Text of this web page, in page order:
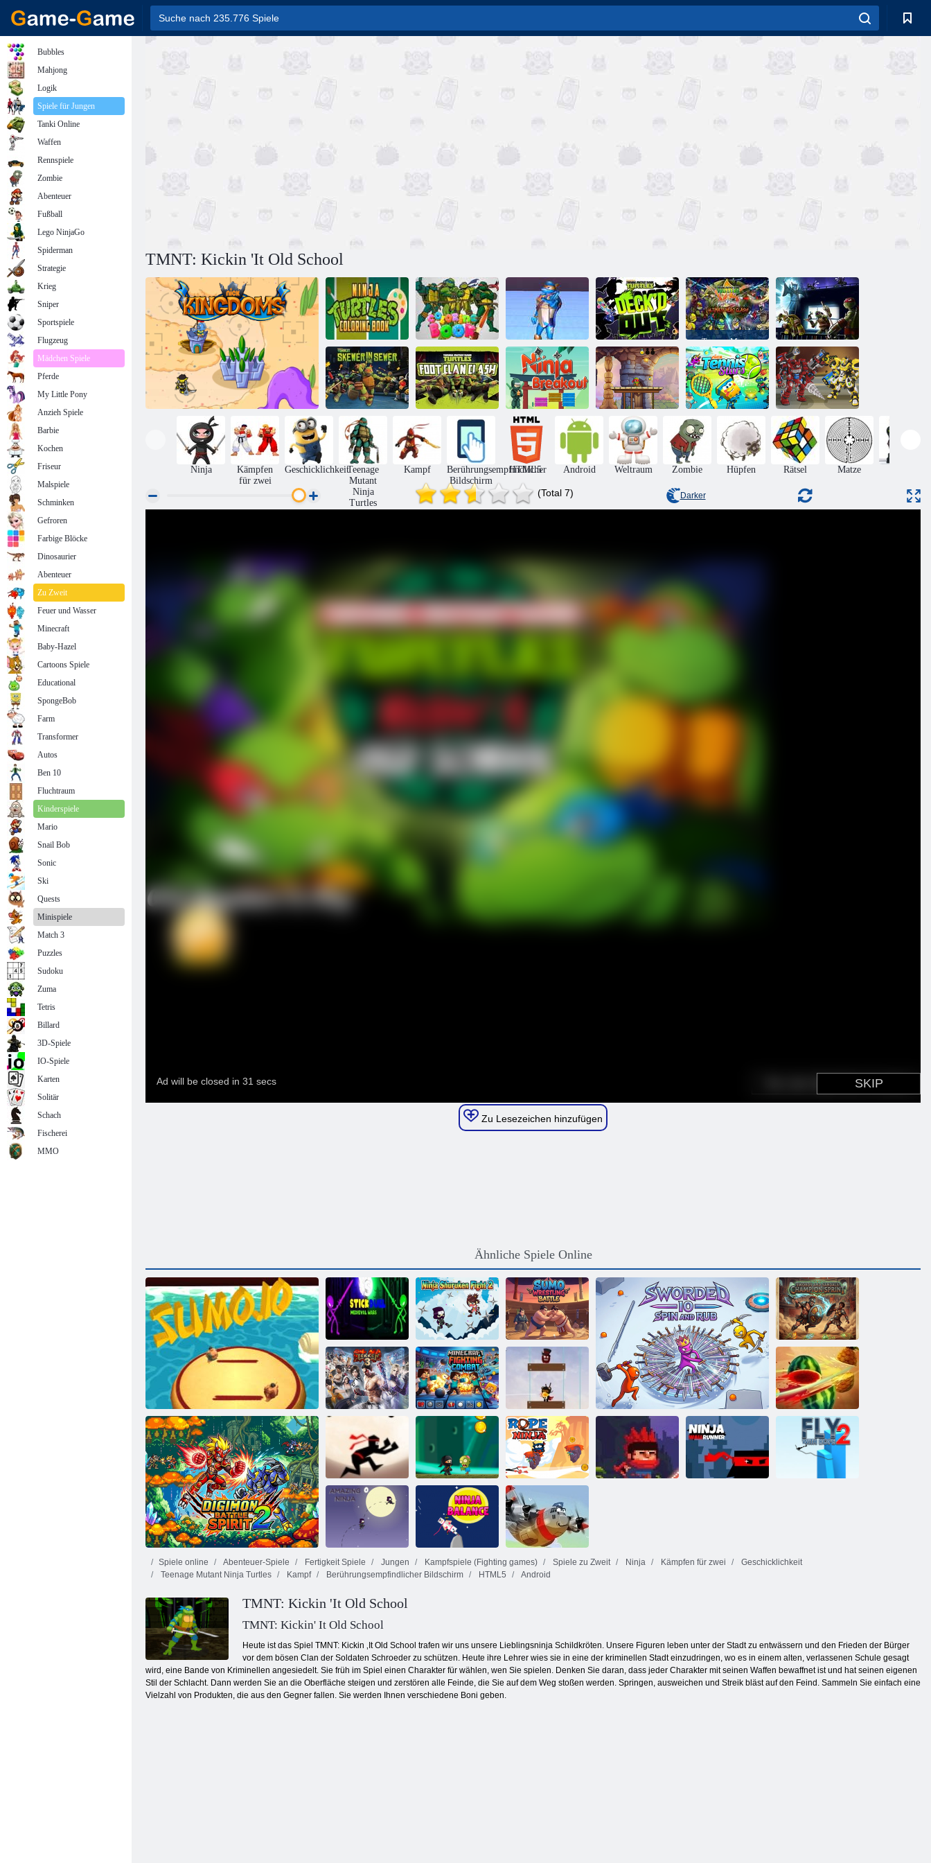
TMNT: Kickin 'It Old School
Ninja Turtles
Malbuch
Malbuch für
Ninja Turtle
Ninja-Runner-
Kämpfer
Teenage Mutant
Ninja Turtles
Deck war aus
Teenage Mutant
Ninja Turtles
gegen Power
Rangers:
Ultimate Hero
Clash
Schattenhelden
der Teenage
Mutant Ninja
Turtles
Teenage Mutant
Ninja Turtles:
Spieß im
Abwasserkanal
Teenage Mutant
Ninja Turtles
Foot Clan Clash
Ninja-Ausbruch Turtle Quest
Nick Tennis
Stars
Super Roboter
Kämpfer 2
Ninja
Kämpfen
für zwei
GeschicklichkeitTeenage
Mutant
Ninja
Turtles
Kampf
Berührungsempfindlicher
Bildschirm
HTML5 Android Weltraum Zombie Hüpfen Rätsel Matze
(Total 7) Darker
Zu Lesezeichen hinzufügen
Ähnliche Spiele Online
Sumo. io
Stick Duell
mittelalterliche
Kriege
Ninja Shuriken
Kampf 2
Sumo-
Wrestling-
Kampf
Schwerter und
Sandalen:
Champion
Sprint
Tekken 3
Minecraft-
Kampfkampf
Digimon Battle Spirit 2
Ninja Bär Fruit Ninja
Der Speed ​​Ninja
Ninja Kid gegen
Zombies
Seil Ninja
Ninja
Spiele online Abenteuer-Spiele Fertigkeit Spiele Jungen Kampfspiele (Fighting games) Spiele zu Zweit Ninja Kämpfen für zwei
Geschicklichkeit
Teenage Mutant Ninja Turtles
Kampf Berührungsempfindlicher Bildschirm HTML5 Android
TMNT: Kickin 'It Old School
TMNT: Kickin' It Old School
Heute ist das Spiel TMNT: Kickin ‚It Old School trafen wir uns unsere Lieblingsninja Schildkröten. Unsere Figuren leben unter der Stadt zu entwässern und den Frieden der Bürger
vor dem bösen Clan der Soldaten Schroeder zu schützen. Heute ihre Lehrer wies sie in eine der kriminellen Stadt einzudringen, wo es in einem alten, verlassenen Schule gesagt
wird, eine Bande von Kriminellen angesiedelt. Sie früh im Spiel einen Charakter für wählen, wen Sie spielen. Denken Sie daran, dass jeder Charakter mit seinen Waffen bewaffnet ist und hat seinen eigenen
Stil der Schlacht. Dann werden Sie an die Oberfläche steigen und zerstören alle Feinde, die Sie auf dem Weg stoßen werden. Springen, ausweichen und Streik bläst auf den Feind. Sammeln Sie einfach eine
Vielzahl von Produkten, die aus den Gegner fallen. Sie werden Ihnen verschiedene Boni geben.
Bubbles
Mahjong
Logik
Spiele für Jungen
Tanki Online
Waffen
Rennspiele
Zombie
Abenteuer
Fußball
Lego NinjaGo
Spiderman
Strategie
Krieg
Sniper
Sportspiele
Flugzeug
Mädchen Spiele
Pferde
My Little Pony
Anzieh Spiele
Barbie
Kochen
Friseur
Malspiele
Schminken
Gefroren
Farbige Blöcke
Dinosaurier
Abenteuer
Zu Zweit
Feuer und Wasser
Minecraft
Baby-Hazel
Cartoons Spiele
Educational
SpongeBob
Farm
Transformer
Autos
Ben 10
Fluchtraum
Kinderspiele
Mario
Snail Bob
Sonic
Ski
Quests
Minispiele
Match 3
Puzzles
Sudoku
Zuma
Tetris
Billard
3D-Spiele
IO-Spiele
Karten
Solitär
Schach
Fischerei
MMO